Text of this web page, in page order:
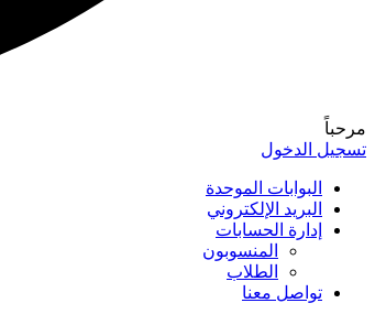
مرحباً
تسجيل الدخول
البوابات الموحدة
البريد الإلكتروني
إدارة الحسابات
المنسوبون
الطلاب
تواصل معنا